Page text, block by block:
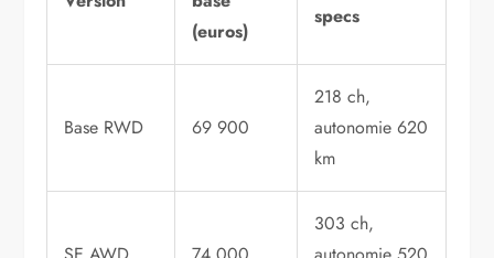
(euros)
specs
Base RWD 69 900
218 ch,
autonomie 620
km
303 ch,